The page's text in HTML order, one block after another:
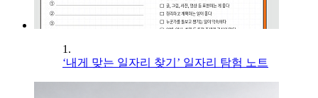
1.
‘내게 맞는 일자리 찾기’ 일자리 탐험 노트